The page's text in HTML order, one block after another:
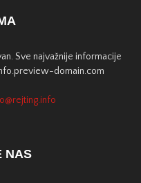
Sve najvažnije informacije
domain.com
NAS